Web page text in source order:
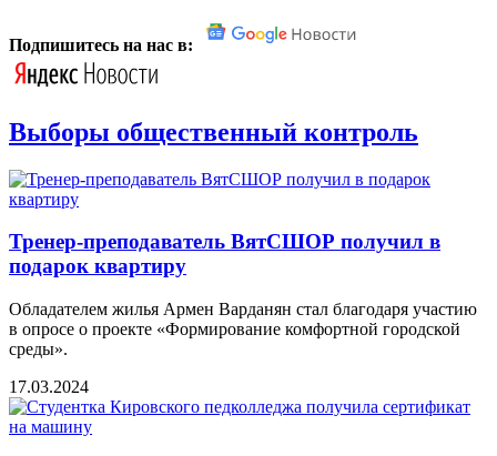
Подпишитесь на нас в:
Выборы общественный контроль
Тренер-преподаватель ВятСШОР получил в
подарок квартиру
Обладателем жилья Армен Варданян стал благодаря участию
в опросе о проекте «Формирование комфортной городской
среды».
17.03.2024